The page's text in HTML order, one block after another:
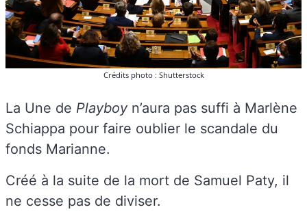
Crédits photo : Shutterstock
La Une de Playboy n’aura pas suffi à Marlène
Schiappa pour faire oublier le scandale du
fonds Marianne.
Créé à la suite de la mort de Samuel Paty, il
ne cesse pas de diviser.